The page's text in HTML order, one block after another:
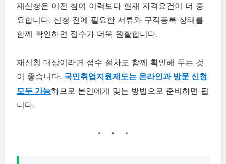
재신청은 이전 참여 이력보다 현재 자격요건이 더 중
요합니다. 신청 전에 필요한 서류와 구직등록 상태를
함께 확인하면 접수가 더욱 원활합니다.
재신청 대상이라면 접수 절차도 함께 확인해 두는 것
이 좋습니다. 국민취업지원제도는 온라인과 방문 신청
모두 가능하므로 본인에게 맞는 방법으로 준비하면 됩
니다.